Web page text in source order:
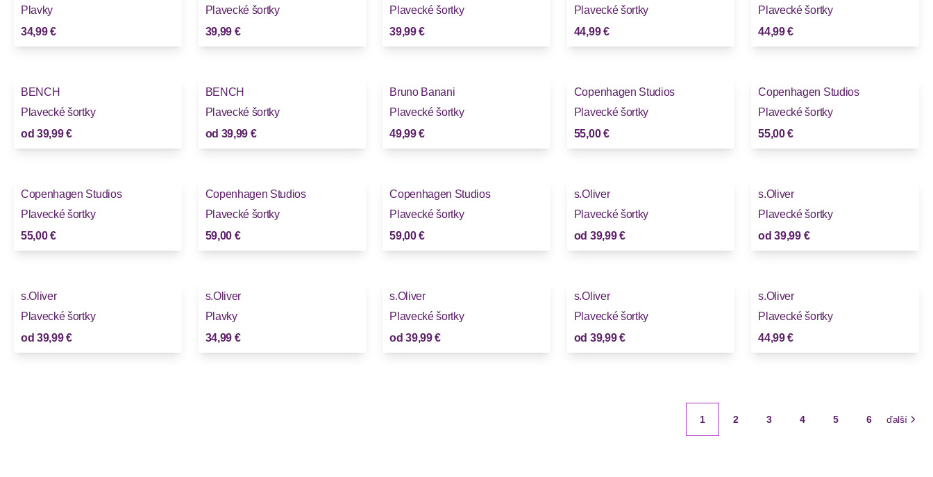
Plavky
34,99 €
Plavecké šortky
39,99 €
Plavecké šortky
39,99 €
Plavecké šortky
44,99 €
Plavecké šortky
44,99 €
BENCH
Plavecké šortky
od 39,99 €
BENCH
Plavecké šortky
od 39,99 €
Bruno Banani
Plavecké šortky
49,99 €
Copenhagen Studios
Plavecké šortky
55,00 €
Copenhagen Studios
Plavecké šortky
55,00 €
Copenhagen Studios
Plavecké šortky
55,00 €
Copenhagen Studios
Plavecké šortky
59,00 €
Copenhagen Studios
Plavecké šortky
59,00 €
s.Oliver
Plavecké šortky
od 39,99 €
s.Oliver
Plavecké šortky
od 39,99 €
s.Oliver
Plavecké šortky
od 39,99 €
s.Oliver
Plavky
34,99 €
s.Oliver
Plavecké šortky
od 39,99 €
s.Oliver
Plavecké šortky
od 39,99 €
s.Oliver
Plavecké šortky
44,99 €
1 2 3 4 5 6 ďalší